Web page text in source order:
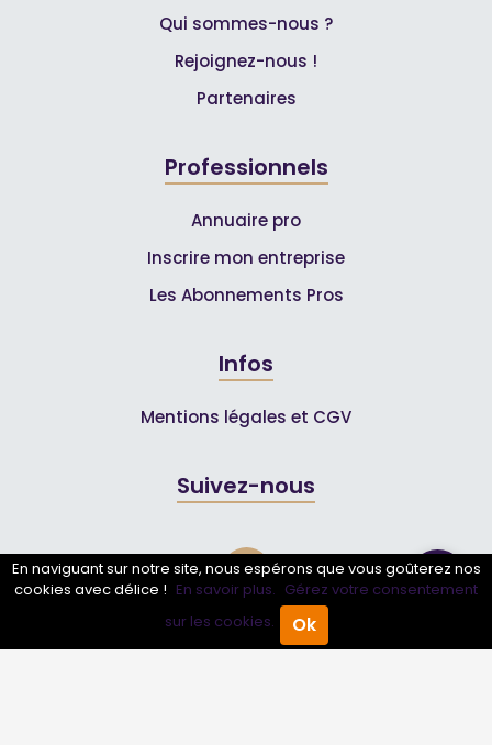
Annuaire Pro Agenda
Qui sommes-nous ?
Rejoignez-nous !
Partenaires
Professionnels
Annuaire pro
Inscrire mon entreprise
Les Abonnements Pros
Infos
Mentions légales et CGV
Suivez-nous
En naviguant sur notre site, nous espérons que vous goûterez nos
cookies avec délice ! En savoir plus. Gérez votre consentement
sur les cookies.
Ok